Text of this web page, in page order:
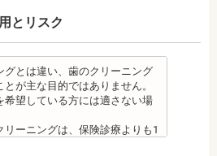
むときに痛みが出る顎関節症を
ます。
症になることもあります。噛み
子供にとって大きなストレス
す。装置装着後もしっかりと状
ください。
や肩のこり、強い倦怠感、吐き
ング、歯を清潔にしてリスク
に虫歯や歯周病の治療が行えな
らの治療を終わらせる必要が
の歯科の場合は、一般の歯科で
行う必要もあります。
する場合があります。治療終
装置の周りなど、ブラッシング
部分ができるため、虫歯や歯周
ります。間食を控え、矯正治療
ング指導を歯科医師より受けて
ング、歯を清潔にしてリスク
根を埋め込み、その上に人工
埋め込む骨の厚みを増やす手術
間を要することになります。
を受けると定期検診、メインテ
ればいけません。人工物である
なることはありませんが、日
ンテナンスが必要となります。
療は、本数が多いと費用が高
あります。また、陶器であり強
は不向きです。前歯でも欠け
ため、歯ぎしりのクセがある方
護する場合もあります。
歯学部卒業
病院にて研修
務
とリスク
グとは違い、歯のクリーニング
が主な目的ではありません。
希望している方には適さない場
リーニングは、保険診療よりも1